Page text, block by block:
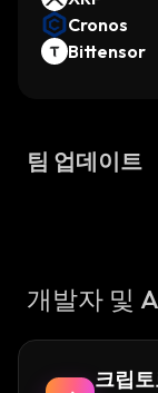
Cronos
Bittensor
팀 업데이트
개발자 및
크립